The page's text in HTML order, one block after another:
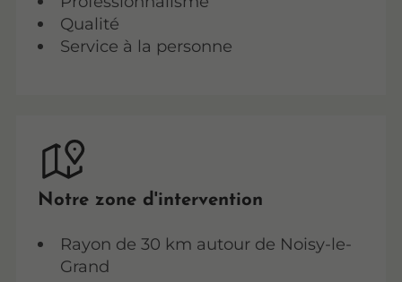
Qualité
Service à la personne
Notre zone d'intervention
Rayon de 30 km autour de Noisy-le-
Grand